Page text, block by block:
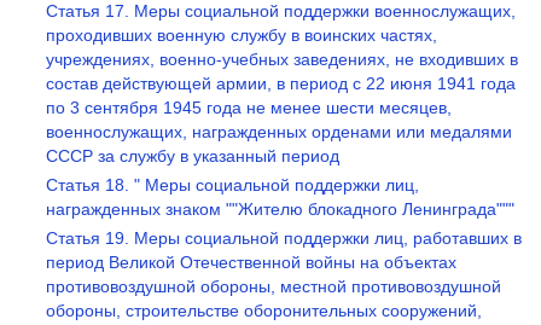
Статья 17. Меры социальной поддержки военнослужащих,
проходивших военную службу в воинских частях,
учреждениях, военно-учебных заведениях, не входивших в
состав действующей армии, в период с 22 июня 1941 года
по 3 сентября 1945 года не менее шести месяцев,
военнослужащих, награжденных орденами или медалями
СССР за службу в указанный период
Статья 18. " Меры социальной поддержки лиц,
награжденных знаком ""Жителю блокадного Ленинграда"""
Статья 19. Меры социальной поддержки лиц, работавших в
период Великой Отечественной войны на объектах
противовоздушной обороны, местной противовоздушной
обороны, строительстве оборонительных сооружений,